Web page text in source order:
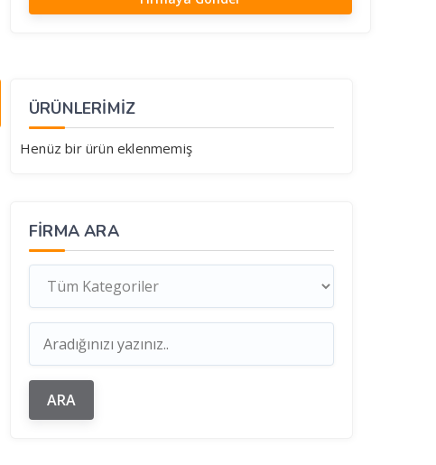
ÜRÜNLERİMİZ
Henüz bir ürün eklenmemiş
FIRMA ARA